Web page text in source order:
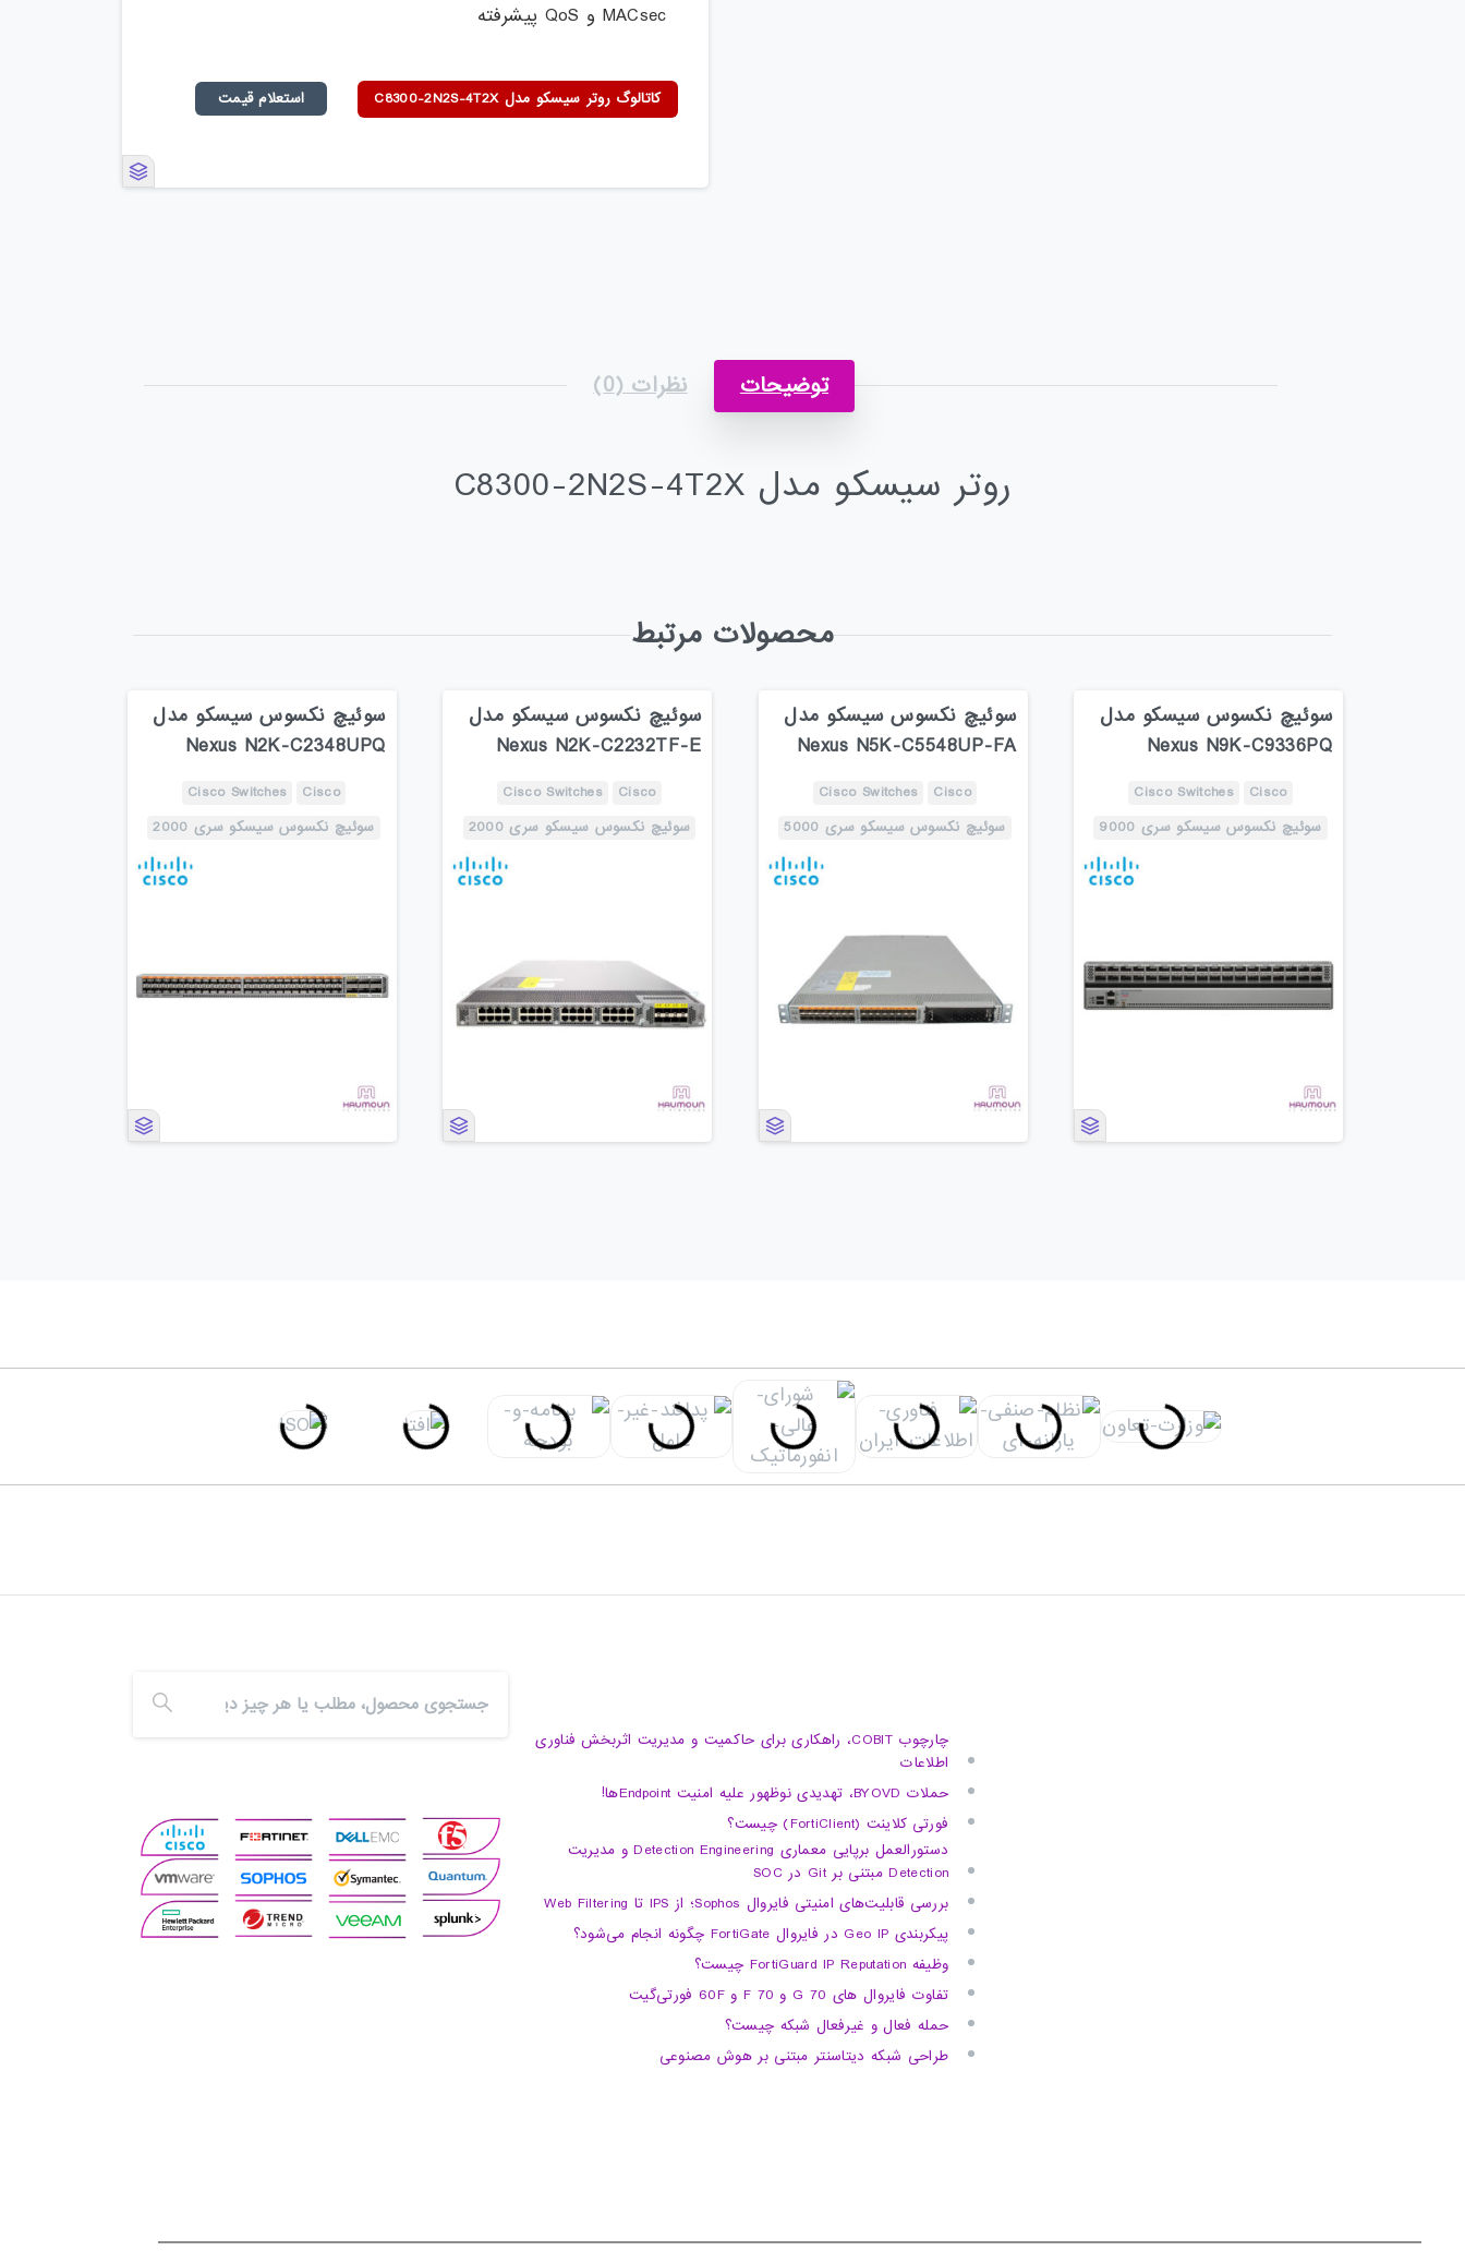
MACsec و QoS پیشرفته
کاتالوگ روتر سیسکو مدل C8300-2N2S-4T2X استعلام قیمت
توضیحات نظرات (0)
روتر سیسکو مدل C8300-2N2S-4T2X
محصولات مرتبط
سوئیچ نکسوس سیسکو مدل
Nexus N9K-C9336PQ
Cisco
Cisco Switches
سوئیچ نکسوس سیسکو سری 9000
سوئیچ نکسوس سیسکو مدل
Nexus N5K-C5548UP-FA
Cisco
Cisco Switches
سوئیچ نکسوس سیسکو سری 5000
سوئیچ نکسوس سیسکو مدل
Nexus N2K-C2232TF-E
Cisco
Cisco Switches
سوئیچ نکسوس سیسکو سری 2000
سوئیچ نکسوس سیسکو مدل
Nexus N2K-C2348UPQ
Cisco
Cisco Switches
سوئیچ نکسوس سیسکو سری 2000
چارچوب COBIT، راهکاری برای حاکمیت و مدیریت اثربخش فناوری
اطلاعات
حملات BYOVD، تهدیدی نوظهور علیه امنیت Endpointها!
فورتی کلاینت (FortiClient) چیست؟
دستورالعمل برپایی معماری Detection Engineering و مدیریت
Detection مبتنی بر Git در SOC
بررسی قابلیت‌های امنیتی فایروال Sophos؛ از IPS تا Web Filtering
پیکربندی Geo IP در فایروال FortiGate چگونه انجام می‌شود؟
وظیفه FortiGuard IP Reputation چیست؟
تفاوت فایروال های 70 G و 70 F و 60F فورتی‌گیت
حمله فعال و غیرفعال شبکه چیست؟
طراحی شبکه دیتاسنتر مبتنی بر هوش مصنوعی